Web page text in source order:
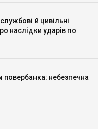
й цивільні
наслідки ударів по
повербанка: небезпечна